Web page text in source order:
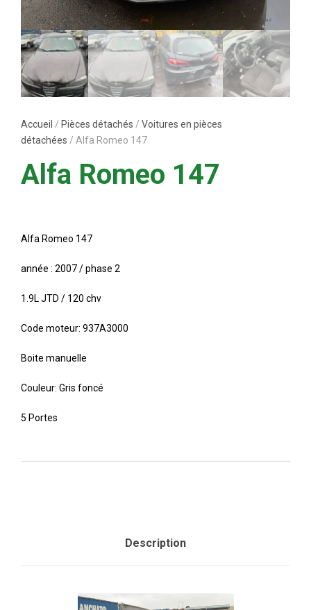
Accueil / Pièces détachés / Voitures en pièces
détachées / Alfa Romeo 147
Alfa Romeo 147
Alfa Romeo 147
année : 2007 / phase 2
1.9L JTD / 120 chv
Code moteur: 937A3000
Boite manuelle
Couleur: Gris foncé
5 Portes
Description